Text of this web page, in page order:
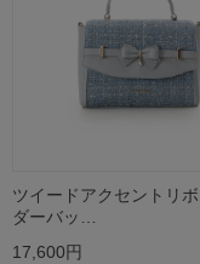
ツイードアクセントリ
ダーバッ…
17,600円